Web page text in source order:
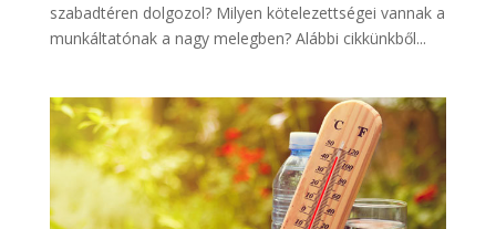
szabadtéren dolgozol? Milyen kötelezettségei vannak a
munkáltatónak a nagy melegben? Alábbi cikkünkből...